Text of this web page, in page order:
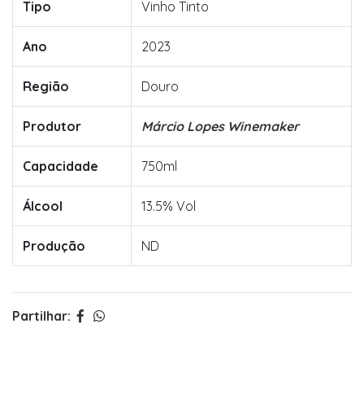
Tipo Vinho Tinto
Ano 2023
Região Douro
Produtor Márcio Lopes Winemaker
Capacidade 750ml
Álcool 13.5% Vol
Produção ND
Partilhar: